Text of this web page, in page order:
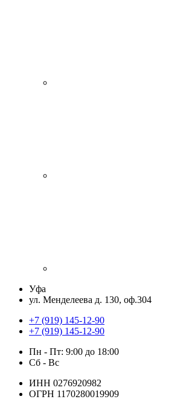
Уфа
ул. Менделеева д. 130, оф.304
+7 (919) 145-12-90
+7 (919) 145-12-90
Пн - Пт: 9:00 до 18:00
Сб - Вс
ИНН 0276920982
ОГРН 1170280019909